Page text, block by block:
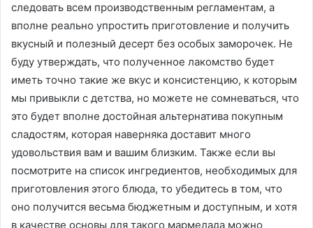
следовать всем производственным регламентам, а
вполне реально упростить приготовление и получить
вкусный и полезный десерт без особых заморочек. Не
буду утверждать, что полученное лакомство будет
иметь точно такие же вкус и консистенцию, к которым
мы привыкли с детства, но можете не сомневаться, что
это будет вполне достойная альтернатива покупным
сладостям, которая наверняка доставит много
удовольствия вам и вашим близким. Также если вы
посмотрите на список ингредиентов, необходимых для
приготовления этого блюда, то убедитесь в том, что
оно получится весьма бюджетным и доступным, и хотя
в качестве основы для такого мармелада можно